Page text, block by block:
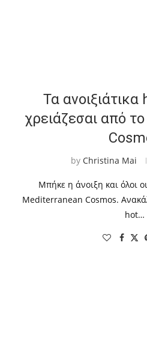
Τα
χρειάζεσαι από
by Christina Mai
Μπήκε η άνοιξη και όλοι
Mediterranean Cosmos.
hot…